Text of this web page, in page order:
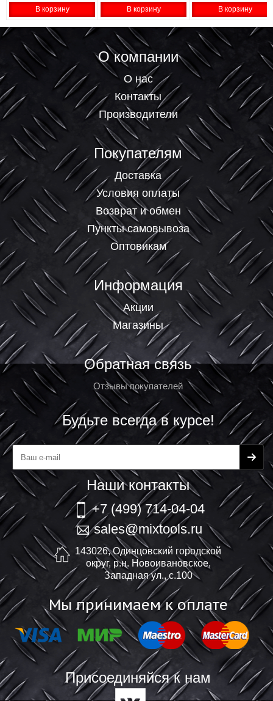
В корзину В корзину В корзину
О компании
О нас
Контакты
Производители
Покупателям
Доставка
Условия оплаты
Возврат и обмен
Пункты самовывоза
Оптовикам
Информация
Акции
Магазины
Обратная связь
Отзывы покупателей
Будьте всегда в курсе!
Наши контакты
+7 (499) 714-04-04
sales@mixtools.ru
143026, Одинцовский городской
округ, р.н. Новоивановское,
Западная ул., с.100
Мы принимаем к оплате
Присоединяйся к нам